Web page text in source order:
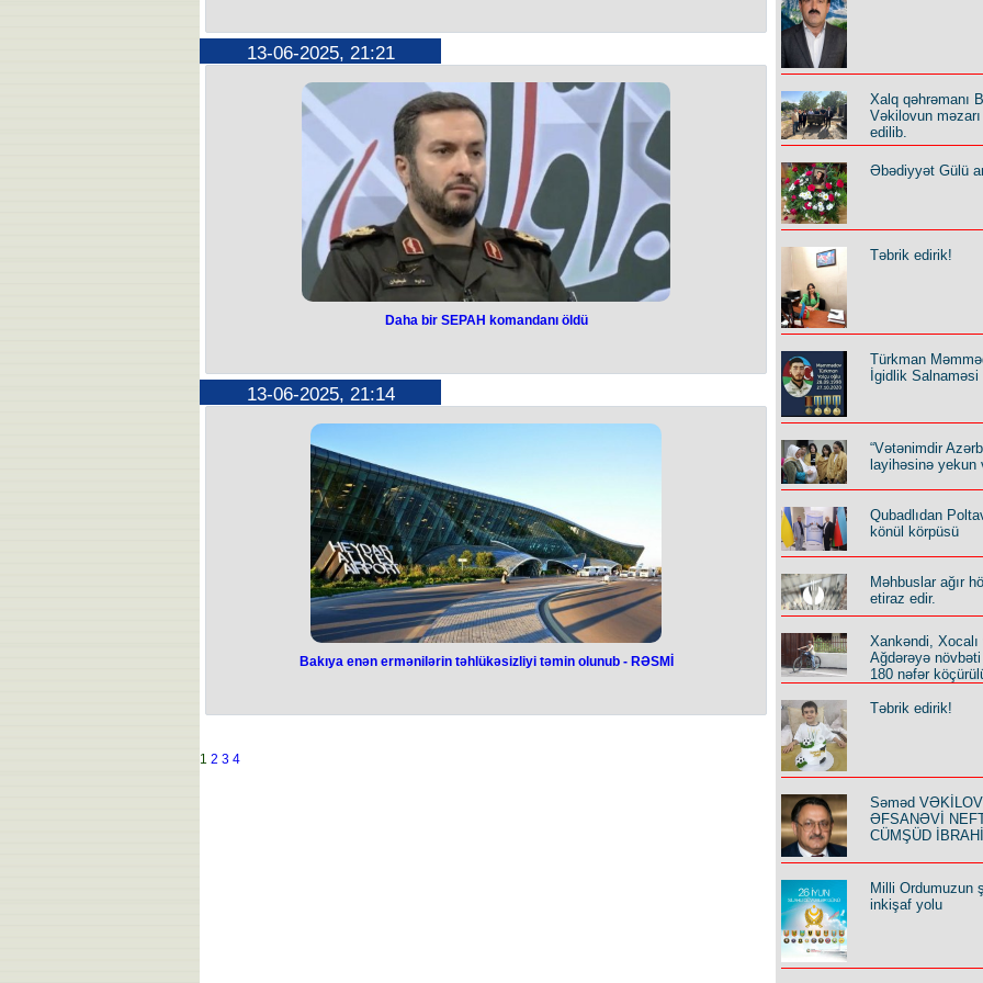
bilər? - Mütəxəssislər Astaraya
ezam olunub
İranda baş verən məlum hadisələrdən sonra Azərbaycanda radiasiyanın
yoxlanılması üçün nüvə tədqiqatları departamentinin nümayəndələri
Astaraya ezam olunub.
İranda vurulan nüvə obyektlərindən sonra, Azərbaycanda radiasiya
dərəcəsini müəyyən etmək məqsədilə İnnovasiya və Rəqəmsal İnkişaf
Agentliyinin nüvə tədqiqatları departamentinin mütəxəssisləri Astarada
tədqiqatlara başlayıb.
Artıq Astara sərhəd zonasında tədqiqatlar yekunlaşıb. Hazırda
mütəxəssislər digər ərazilərdə tədqiqatları davam etdirirlər.
13-06-2025, 21:21
İslam İnqilabı Keşikçiləri Korpusunun (SEPAH) daha bir komandiri İsrailin
hücumlarında ölüb.
Xəbər bir neçə saat əvvəl Korpusa yaxın mənbələr tərəfindən rəsmən
Daha bir SEPAH komandanı öldü
13-06-2025, 21:14
təhlükəsizliyi təmin olunub -
Bakıya enən ermənilərin təhlükəsizliyi təmin olunub - RƏSMİ
1 2 3 4
Xalq qəhrəmanı
Vəkilovun
edilib.
Əbədiyyət Gülü
Təbrik edirik!
Türkman
İgidlik Salnaməsi
“Vətənimdir
layihəsinə yekun
Qubadlıdan
könül körpüsü
Məhbuslar ağır
etiraz edir.
Xankəndi, Xocalı
Ağdərəyə
180 nəfər
Təbrik edirik!
Səməd
ƏFSANƏVİ
CÜMŞÜD
Milli Ordumuzun
inkişaf yolu